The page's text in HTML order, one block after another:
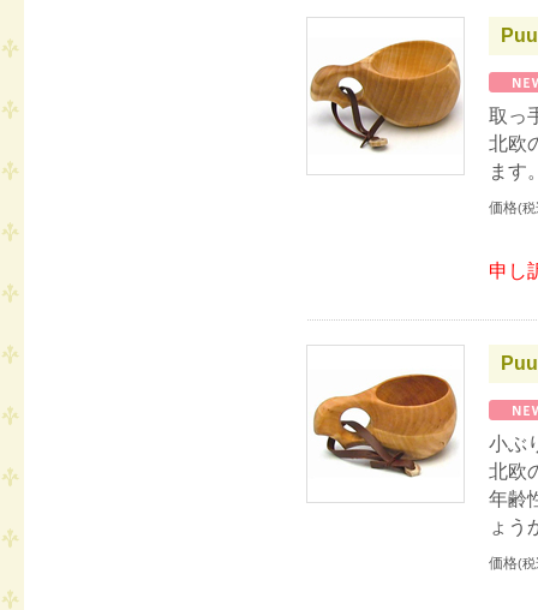
取っ
北欧
ます
価格(税
申し
小ぶ
北欧
年齢
ょう
価格(税